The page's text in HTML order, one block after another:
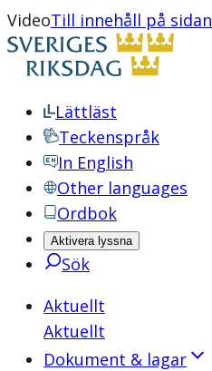
VideoTill innehåll på sidan
Lättläst
Teckenspråk
In English
Other languages
Ordbok
Aktivera lyssna
Sök
Aktuellt
Aktuellt
Dokument & lagar